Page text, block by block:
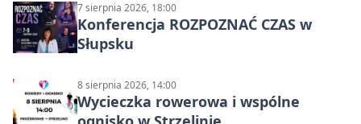
7 sierpnia 2026, 18:00
Konferencja ROZPOZNAĆ CZAS w
Słupsku
8 sierpnia 2026, 14:00
Wycieczka rowerowa i wspólne